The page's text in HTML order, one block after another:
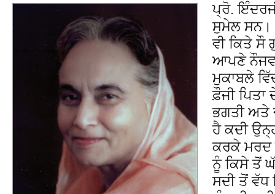
ਪ੍ਰੋ.
ਸੁਮੇਲ ਸਨ।
ਵੀ ਕਿਤੇ ਸੌ
ਆਪਣੇ
ਮੁਕਾਬਲੇ
ਫ਼ੌਜੀ
ਭਗਤੀ ਅਤੇ
ਹੈ ਕਦੀ
ਕਰਕੇ ਮਰਦ
ਨੂੰ ਕਿਸੇ ਤੋਂ
ਸਦੀ ਤੋਂ ਵੱਧ